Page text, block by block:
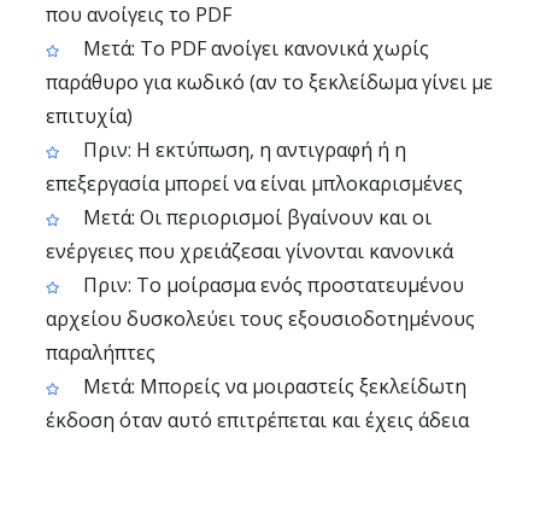
που ανοίγεις το PDF
Μετά: Το PDF ανοίγει κανονικά χωρίς
παράθυρο για κωδικό (αν το ξεκλείδωμα γίνει με
επιτυχία)
Πριν: Η εκτύπωση, η αντιγραφή ή η
επεξεργασία μπορεί να είναι μπλοκαρισμένες
Μετά: Οι περιορισμοί βγαίνουν και οι
ενέργειες που χρειάζεσαι γίνονται κανονικά
Πριν: Το μοίρασμα ενός προστατευμένου
αρχείου δυσκολεύει τους εξουσιοδοτημένους
παραλήπτες
Μετά: Μπορείς να μοιραστείς ξεκλείδωτη
έκδοση όταν αυτό επιτρέπεται και έχεις άδεια